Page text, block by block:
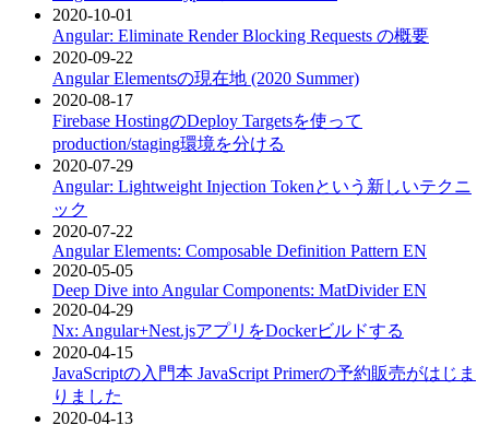
2020-10-01
Angular: Eliminate Render Blocking Requests の概要
2020-09-22
Angular Elementsの現在地 (2020 Summer)
2020-08-17
Firebase HostingのDeploy Targetsを使って
production/staging環境を分ける
2020-07-29
Angular: Lightweight Injection Tokenという新しいテクニ
ック
2020-07-22
Angular Elements: Composable Definition Pattern EN
2020-05-05
Deep Dive into Angular Components: MatDivider EN
2020-04-29
Nx: Angular+Nest.jsアプリをDockerビルドする
2020-04-15
JavaScriptの入門本 JavaScript Primerの予約販売がはじま
りました
2020-04-13